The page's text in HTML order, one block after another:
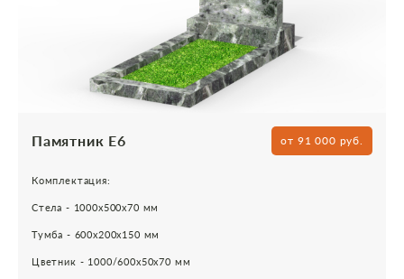
Памятник Е6 от 91 000 руб.
Комплектация:
Стела - 1000х500х70 мм
Тумба - 600х200х150 мм
Цветник - 1000/600х50х70 мм